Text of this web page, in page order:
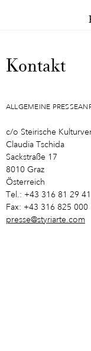
Kontakt
ALLGEMEINE
c/o Steirische
Claudia Tschida
Sackstraße 17
8010 Graz
Österreich
Tel.: +43 316 81 29
Fax: +43 316 825 000
presse@styriarte.com